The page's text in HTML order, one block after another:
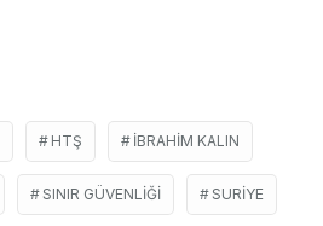
HTŞ IBRAHIM KALIN
SINIR GÜVENLIĞI SURIYE